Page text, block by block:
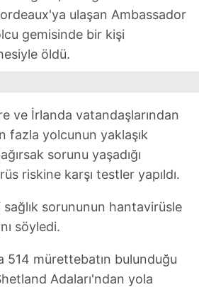
ulaşan Ambassador
gemisinde bir kişi
öldü.
ve İrlanda vatandaşlarından
fazla yolcunun yaklaşık
sorunu yaşadığı
riskine karşı testler yapıldı.
sorununun hantavirüsle
söyledi.
514 mürettebatın bulunduğu
Adaları'ndan yola